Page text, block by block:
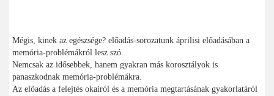
Mégis, kinek az egészsége? előadás-sorozatunk áprilisi előadásában a
memória-problémákról lesz szó.
Nemcsak az idősebbek, hanem gyakran más korosztályok is
panaszkodnak memória-problémákra.
Az előadás a felejtés okairól és a memória megtartásának gyakorlatáról